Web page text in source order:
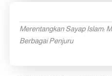
Merentangkan Sayap Islam:
Berbagai Penjuru